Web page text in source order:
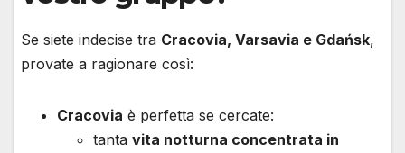
Se siete indecise tra Cracovia, Varsavia e Gdańsk,
provate a ragionare così:
Cracovia è perfetta se cercate:
tanta vita notturna concentrata in